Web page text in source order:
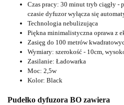
Czas pracy: 30 minut tryb ciągły -
czasie dyfuzor wyłącza się
Technologia nebulizująca
Piękna minimalistyczna oprawa z
Zasięg do 100 metrów
Wymiary: szerokość - 10cm,
Zasilanie: Ładowarka
Moc: 2,5w
Kolor: Black
Pudełko dyfuzora BO zawiera